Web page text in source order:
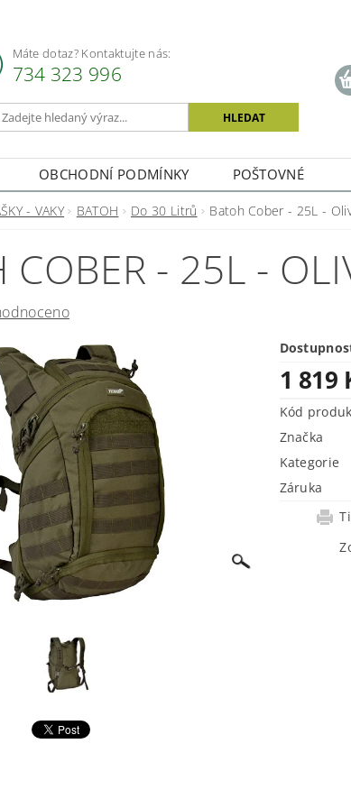
Máte dotaz? Kontaktujte nás:
734 323 996
OBCHODNÍ PODMÍNKY POŠTOVNÉ
- VAKY BATOH Do 30 Litrů Batoh Cober - 25L -
COBER - 25L -
1 819
Kód
Značka
Kategorie
Záruka